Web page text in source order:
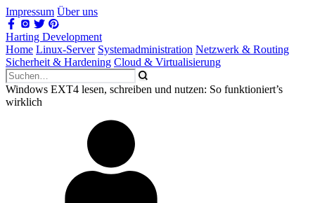
Impressum Über uns
Harting Development
Home Linux-Server Systemadministration Netzwerk & Routing
Sicherheit & Hardening Cloud & Virtualisierung
Windows EXT4 lesen, schreiben und nutzen: So funktioniert’s
wirklich